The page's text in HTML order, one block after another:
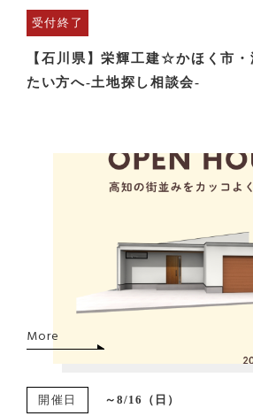
受付終了
【石川県】栄輝工建☆かほく市
たい方へ-土地探し相談会-
More
開催日 ～8/16（日）